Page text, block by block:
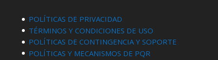
POLÍTICAS DE PRIVACIDAD
TÉRMINOS Y CONDICIONES DE USO
POLÍTICAS DE CONTINGENCIA Y SOPORTE
POLÍTICAS Y MECANISMOS DE PQR